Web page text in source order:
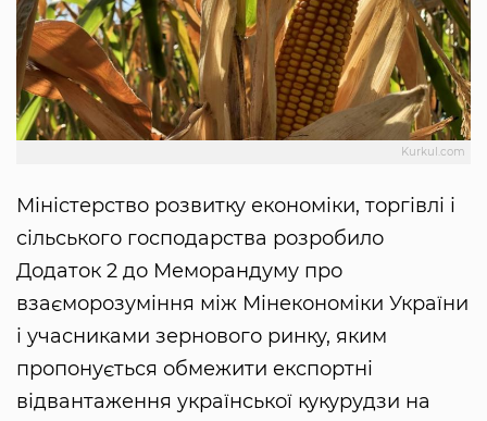
Kurkul.com
Міністерство розвитку економіки, торгівлі і
сільського господарства розробило
Додаток 2 до Меморандуму про
взаєморозуміння між Мінекономіки України
і учасниками зернового ринку, яким
пропонується обмежити експортні
відвантаження української кукурудзи на